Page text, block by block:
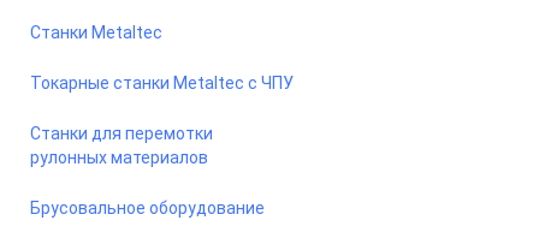
Станки Metaltec
Токарные станки Metaltec с ЧПУ
Станки для перемотки
рулонных материалов
Брусовальное оборудование